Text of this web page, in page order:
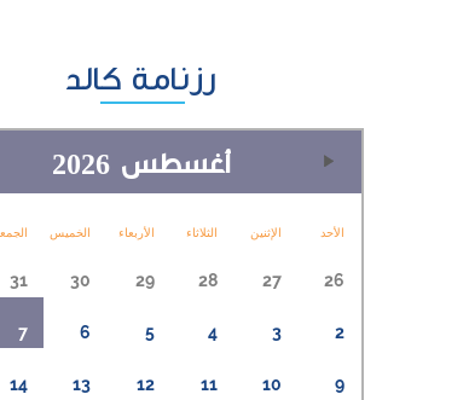
رزنامة كالد
أغسطس 2026
الأحد الإثنين الثلاثاء الأربعاء الخميس
26
27
28
29
30
31
2
3
4
5
6
7
9
10
11
12
13
14